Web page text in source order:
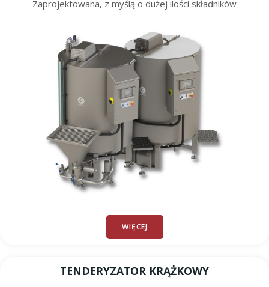
Zaprojektowana, z myślą o dużej ilości składników
WIĘCEJ
TENDERYZATOR KRĄŻKOWY